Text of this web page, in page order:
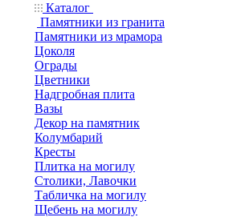
Каталог
Памятники из гранита
Памятники из мрамора
Цоколя
Ограды
Цветники
Надгробная плита
Вазы
Декор на памятник
Колумбарий
Кресты
Плитка на могилу
Столики, Лавочки
Табличка на могилу
Щебень на могилу